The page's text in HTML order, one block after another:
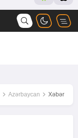
Azərbaycan Xəbər